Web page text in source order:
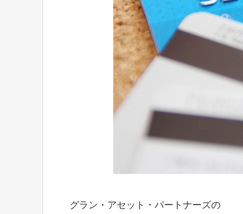
グラン・アセット・パートナーズの